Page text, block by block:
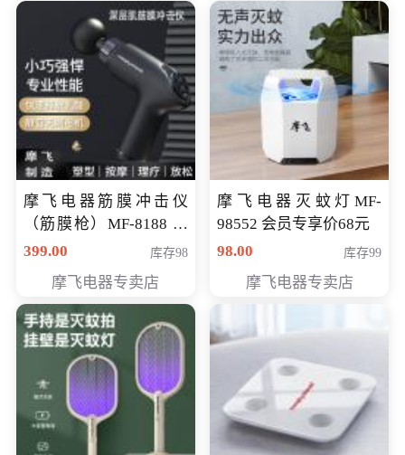
摩飞电器筋膜冲击仪
（筋膜枪）MF-8188 会
员专享价268元
399.00 库存98
摩飞电器专卖店
摩飞电器灭蚊灯MF-
98552 会员专享价68元
98.00
库存99
摩飞电器专卖店